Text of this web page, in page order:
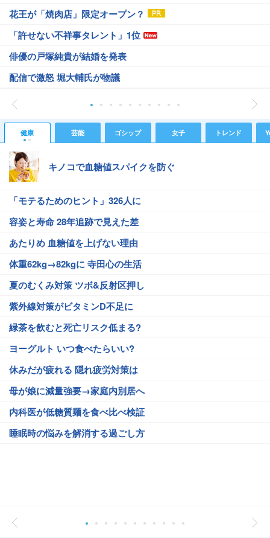
花王が「焼肉店」限定オープン？
「許せない不祥事タレント」1位
俳優の戸塚純貴が結婚を発表
配信で激怒 堀大輔氏が物議
健康 芸能 ゴシップ 女子 トレンド
キノコで血糖値スパイクを防ぐ
「モテるためのヒント」326人に
容姿と寿命 28年追跡で見えた差
あたりめ 血糖値を上げない理由
体重62kg→82kgに 寺田心の生活
夏のむくみ対策 ツボ&反射区押し
紫外線対策がビタミンD不足に
緑茶を飲むと死亡リスク低まる?
ヨーグルト いつ食べたらいい?
休みだが疲れる 隠れ疲労対策は
母が娘に減量強要→家庭内別居へ
内科医が低糖質麺を食べ比べ検証
睡眠時の悩みを解消する過ごし方